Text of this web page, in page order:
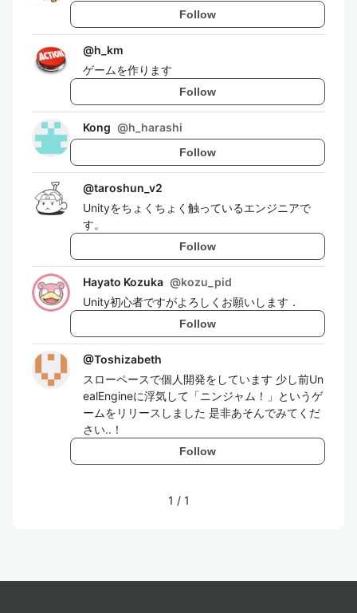
Follow
@h_km
ゲームを作ります
Follow
Kong @h_harashi
Follow
@taroshun_v2
Unityをちょくちょく触っているエンジニアで
す。
Follow
Hayato Kozuka @kozu_pid
Unity初心者ですがよろしくお願いします．
Follow
@Toshizabeth
スローペースで個人開発をしています 少し前Un
ealEngineに浮気して「ニンジャム！」というゲ
ームをリリースしました 是非あそんでみてくだ
さい..！
Follow
1 / 1